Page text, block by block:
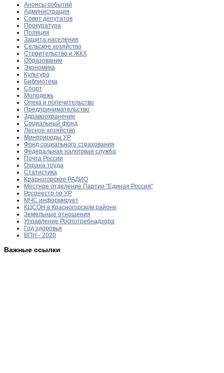
Анонсы событий
Администрация
Совет депутатов
Прокуратура
Полиция
Защита населения
Сельское хозяйство
Строительство и ЖКХ
Образование
Экономика
Культура
Библиотека
Спорт
Молодежь
Опека и попечительство
Предпринимательство
Здравоохранение
Социальный фонд
Лесное хозяйство
Минприроды УР
Фонд социального страхования
Федеральная налоговая служба
Почта России
Охрана труда
Статистика
Красногорское РАДИО
Местное отделение Партии "Единая Россия"
Росреестр по УР
МЧС информирует
КЦСОН в Красногорском районе
Земельные отношения
Управление Роспотребнадзора
Год здоровья
ВПН - 2020
Важные ссылки